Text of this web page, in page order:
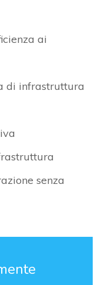
ai
di infrastruttura
senza